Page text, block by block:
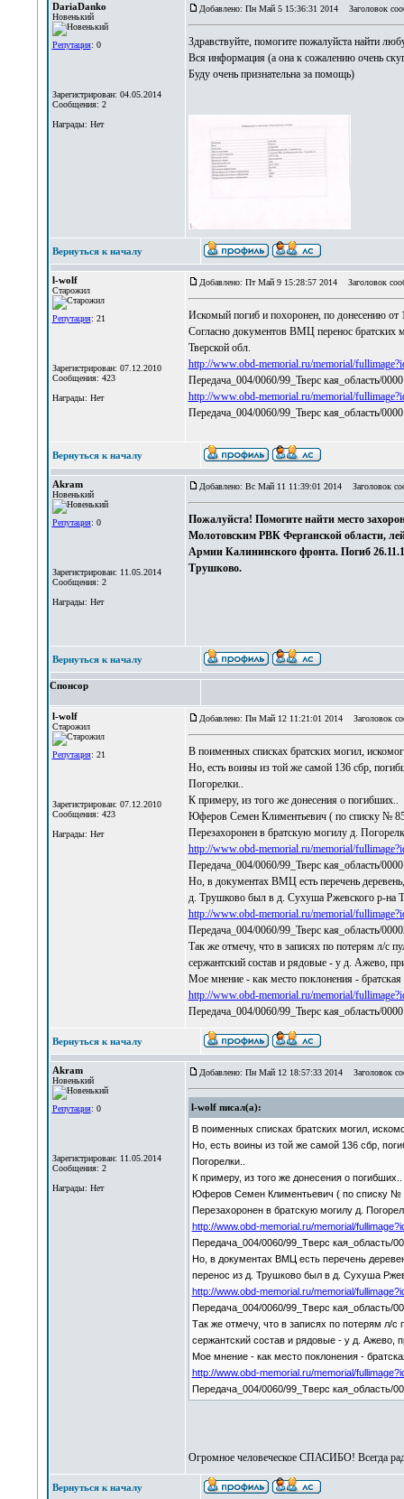
DariaDanko
Новенький
Репутация: 0
Зарегистрирован: 04.05.2014
Сообщения: 2
Награды: Нет
Добавлено: Пн Май 5 15:36:31 2014 Заголовок
Здравствуйте, помогите пожалуйста найти
Вся информация (а она к сожалению очень
Буду очень признательна за помощь)
Вернуться к началу
l-wolf
Старожил
Репутация: 21
Зарегистрирован: 07.12.2010
Сообщения: 423
Награды: Нет
Добавлено: Пт Май 9 15:28:57 2014 Заголовок
Искомый погиб и похоронен, по донесению от
Согласно документов ВМЦ перенос братских
Тверской обл.
http://www.obd-memorial.ru/memorial/
Передача_004/0060/99_Тверс кая_область/
http://www.obd-memorial.ru/memorial/
Передача_004/0060/99_Тверс кая_область/
Вернуться к началу
Akram
Новенький
Репутация: 0
Зарегистрирован: 11.05.2014
Сообщения: 2
Награды: Нет
Добавлено: Вс Май 11 11:39:01 2014 Заголовок
Пожалуйста! Помогите найти место
Молотовским РВК Ферганской области,
Армии Калининского фронта. Погиб
Трушково.
Вернуться к началу
Спонсор
l-wolf
Старожил
Репутация: 21
Зарегистрирован: 07.12.2010
Сообщения: 423
Награды: Нет
Добавлено: Пн Май 12 11:21:01 2014 Заголовок
В поименных списках братских могил,
Но, есть воины из той же самой 136 сбр,
Погорелки..
К примеру, из того же донесения о погибших..
Юферов Семен Климентьевич ( по списку №
Перезахоронен в братскую могилу д.
http://www.obd-memorial.ru/memorial/
Передача_004/0060/99_Тверс кая_область/
Но, в документах ВМЦ есть перечень
д. Трушково был в д. Сухуша Ржевского р-на
http://www.obd-memorial.ru/memorial/
Передача_004/0060/99_Тверс кая_область/
Так же отмечу, что в записях по потерям л/с
сержантский состав и рядовые - у д. Ажево,
Мое мнение - как место поклонения -
http://www.obd-memorial.ru/memorial/
Передача_004/0060/99_Тверс кая_область/
Вернуться к началу
Akram
Новенький
Репутация: 0
Зарегистрирован: 11.05.2014
Сообщения: 2
Награды: Нет
Добавлено: Пн Май 12 18:57:33 2014 Заголовок
l-wolf писал(а):
В поименных списках братских могил,
Но, есть воины из той же самой 136 сбр,
Погорелки..
К примеру, из того же донесения о погибших..
Юферов Семен Климентьевич ( по списку №
Перезахоронен в братскую могилу д.
http://www.obd-memorial.ru/memorial/
Передача_004/0060/99_Тверс кая_область/
Но, в документах ВМЦ есть перечень
перенос из д. Трушково был в д. Сухуша
http://www.obd-memorial.ru/memorial/
Передача_004/0060/99_Тверс кая_область/
Так же отмечу, что в записях по потерям л/
сержантский состав и рядовые - у д. Ажево,
Мое мнение - как место поклонения -
http://www.obd-memorial.ru/memorial/
Передача_004/0060/99_Тверс кая_область/
Огромное человеческое СПАСИБО! Всегда
Вернуться к началу